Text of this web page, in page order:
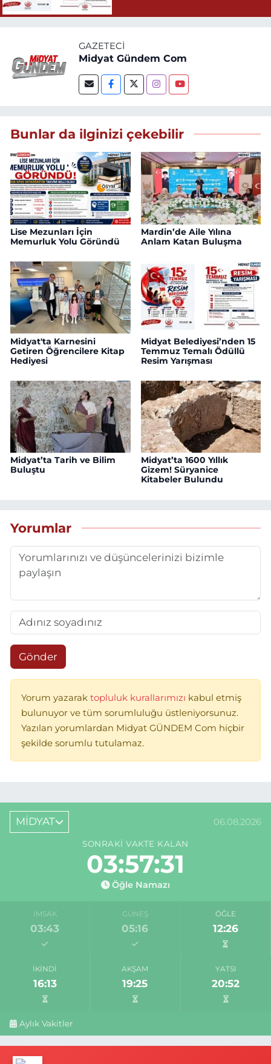
GAZETECI
Midyat Gündem Com
Bunlar da ilginizi çekebilir
Lise Mezunları İçin
Memurluk Yolu Göründü
Mardin’de Aile Yılına
Anlam Katan Buluşma
Midyat'ta Karnesini
Getiren Öğrencilere Kitap
Hediyesi
Midyat Belediyesi’nden 15
Temmuz Temalı Ödüllü
Resim Yarışması
Midyat’ta Tarih ve Bilim
Buluştu
Midyat’ta 1600 Yıllık
Gizem! Süryanice
Kitabeler Bulundu
Yorumlar
Gönder
Yorum yazarak topluluk kurallarımızı kabul etmiş
bulunuyor ve tüm sorumluluğu üstleniyorsunuz.
Yazılan yorumlardan Midyat GÜNDEM Com hiçbir
şekilde sorumlu tutulamaz.
MİDYAT 06.08.2026
SONRAKI VAKTE KALAN
03:57:31
Öğle Namazı
İMSAK
03:43
GÜNEŞ
05:16
ÖĞLE
12:26
İKINDI
16:13
AKŞAM
19:25
YATSI
20:52
Aylık Vakitler